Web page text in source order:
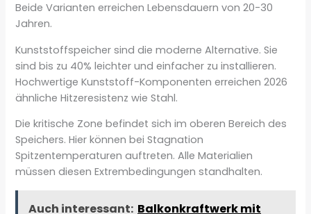
Beide Varianten erreichen Lebensdauern von 20-30
Jahren.
Kunststoffspeicher sind die moderne Alternative. Sie
sind bis zu 40% leichter und einfacher zu installieren.
Hochwertige Kunststoff-Komponenten erreichen 2026
ähnliche Hitzeresistenz wie Stahl.
Die kritische Zone befindet sich im oberen Bereich des
Speichers. Hier können bei Stagnation
Spitzentemperaturen auftreten. Alle Materialien
müssen diesen Extrembedingungen standhalten.
Auch interessant: Balkonkraftwerk mit